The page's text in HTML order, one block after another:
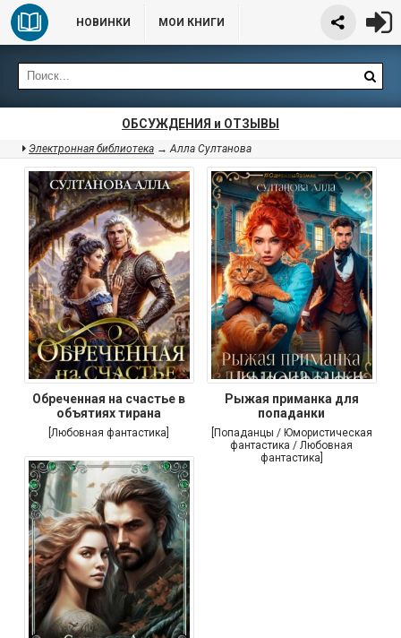
НОВИНКИ МОИ КНИГИ
ОБСУЖДЕНИЯ и ОТЗЫВЫ
Электронная библиотека → Алла Султанова
Обреченная на счастье в
объятиях тирана
[Любовная фантастика]
Рыжая приманка для
попаданки
[Попаданцы / Юмористическая
фантастика / Любовная
фантастика]